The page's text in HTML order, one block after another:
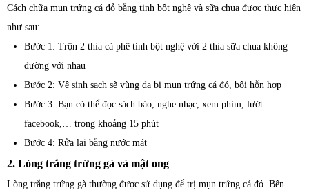
Cách chữa mụn trứng cá đỏ bằng tinh bột nghệ và sữa chua được thực hiện
như sau:
Bước 1: Trộn 2 thìa cà phê tinh bột nghệ với 2 thìa sữa chua không
đường với nhau
Bước 2: Vệ sinh sạch sẽ vùng da bị mụn trứng cá đỏ, bôi hỗn hợp
Bước 3: Bạn có thể đọc sách báo, nghe nhạc, xem phim, lướt
facebook,… trong khoảng 15 phút
Bước 4: Rửa lại bằng nước mát
2. Lòng trắng trứng gà và mật ong
Lòng trắng trứng gà thường được sử dụng để trị mụn trứng cá đỏ. Bên